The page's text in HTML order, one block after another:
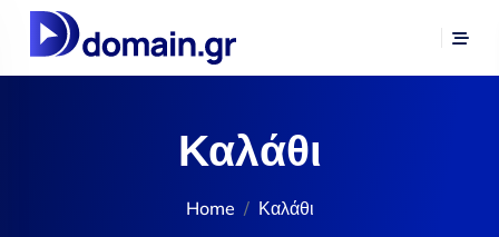
Καλάθι
Home Καλάθι